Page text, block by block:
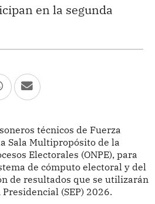
en la segunda
técnicos de Fuerza
Sala Multipropósito de la
Electorales (ONPE), para
de cómputo electoral y del
de resultados que se utilizarán
(SEP) 2026.